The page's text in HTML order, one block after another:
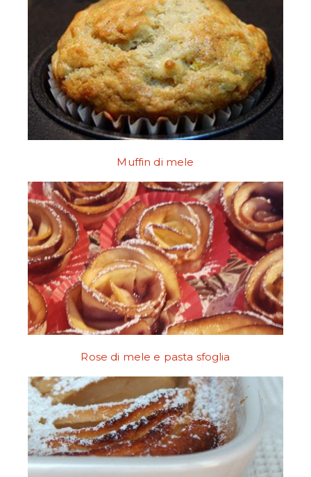
Muffin di mele
Rose di mele e pasta sfoglia